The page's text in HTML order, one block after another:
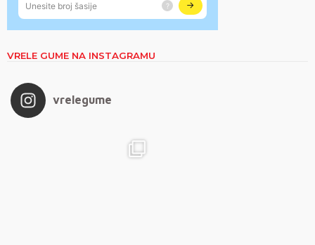
VRELE GUME NA INSTAGRAMU
vrelegume